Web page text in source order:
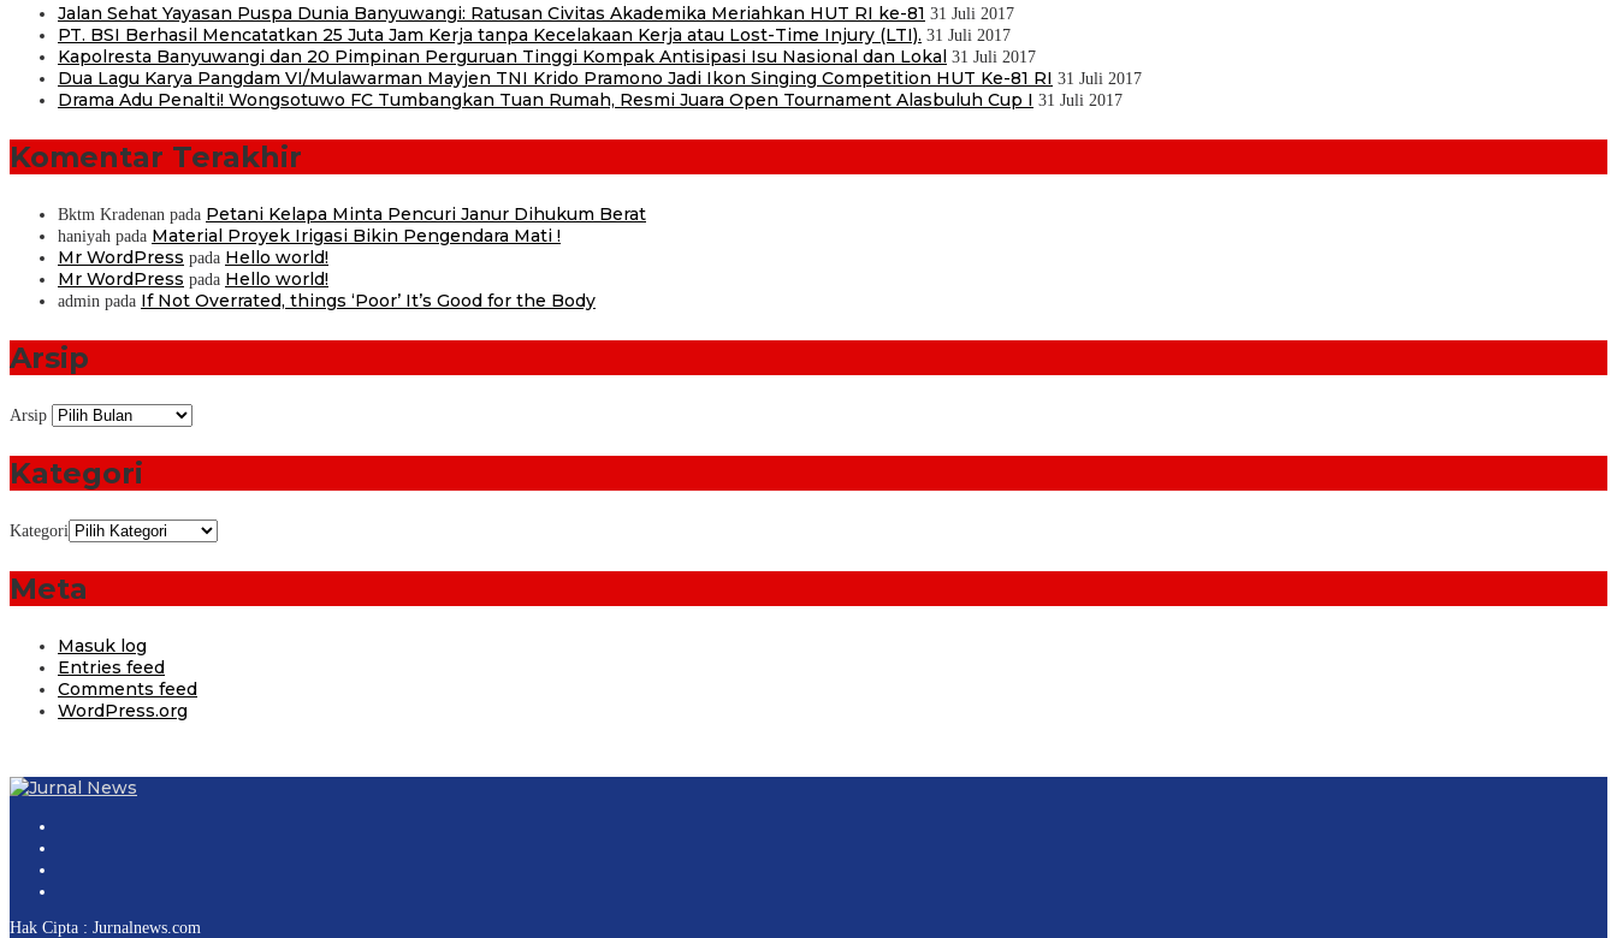
Jalan Sehat Yayasan Puspa Dunia Banyuwangi: Ratusan Civitas Akademika Meriahkan HUT RI ke-81 31 Juli 2017
PT. BSI Berhasil Mencatatkan 25 Juta Jam Kerja tanpa Kecelakaan Kerja atau Lost-Time Injury (LTI). 31 Juli 2017
Kapolresta Banyuwangi dan 20 Pimpinan Perguruan Tinggi Kompak Antisipasi Isu Nasional dan Lokal 31 Juli 2017
Dua Lagu Karya Pangdam VI/Mulawarman Mayjen TNI Krido Pramono Jadi Ikon Singing Competition HUT Ke-81 RI 31 Juli 2017
Drama Adu Penalti! Wongsotuwo FC Tumbangkan Tuan Rumah, Resmi Juara Open Tournament Alasbuluh Cup I 31 Juli 2017
Komentar Terakhir
Bktm Kradenan pada Petani Kelapa Minta Pencuri Janur Dihukum Berat
haniyah pada Material Proyek Irigasi Bikin Pengendara Mati !
Mr WordPress pada Hello world!
Mr WordPress pada Hello world!
admin pada If Not Overrated, things ‘Poor’ It’s Good for the Body
Arsip
Arsip
Kategori
Kategori
Meta
Masuk log
Entries feed
Comments feed
WordPress.org
Hak Cipta : Jurnalnews.com